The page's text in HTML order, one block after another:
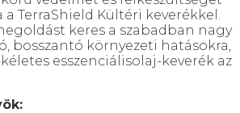
TerraShield Kültéri keverékkel.
keres a szabadban nagy
bosszantó környezeti hatásokra,
esszenciálisolaj-keverék az